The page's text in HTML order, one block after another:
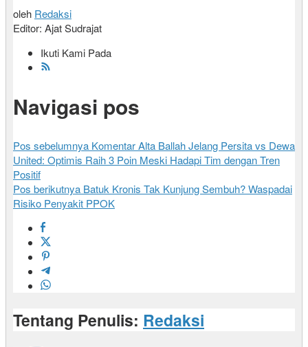
oleh Redaksi
Editor: Ajat Sudrajat
Ikuti Kami Pada
Navigasi pos
Pos sebelumnya Komentar Alta Ballah Jelang Persita vs Dewa
United: Optimis Raih 3 Poin Meski Hadapi Tim dengan Tren
Positif
Pos berikutnya Batuk Kronis Tak Kunjung Sembuh? Waspadai
Risiko Penyakit PPOK
Tentang Penulis: Redaksi